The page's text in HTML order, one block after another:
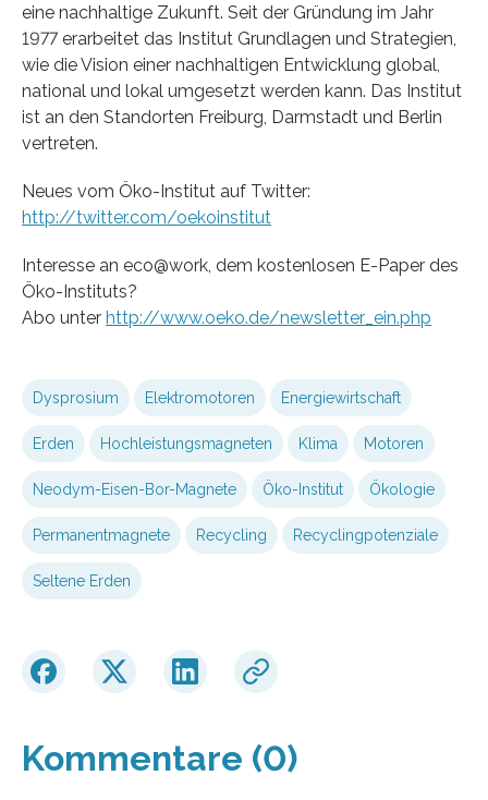
eine nachhaltige Zukunft. Seit der Gründung im Jahr
1977 erarbeitet das Institut Grundlagen und Strategien,
wie die Vision einer nachhaltigen Entwicklung global,
national und lokal umgesetzt werden kann. Das Institut
ist an den Standorten Freiburg, Darmstadt und Berlin
vertreten.
Neues vom Öko-Institut auf Twitter:
http://twitter.com/oekoinstitut
Interesse an eco@work, dem kostenlosen E-Paper des
Öko-Instituts?
Abo unter http://www.oeko.de/newsletter_ein.php
Dysprosium Elektromotoren Energiewirtschaft
Erden Hochleistungsmagneten Klima Motoren
Neodym-Eisen-Bor-Magnete Öko-Institut Ökologie
Permanentmagnete Recycling Recyclingpotenziale
Seltene Erden
Kommentare (0)